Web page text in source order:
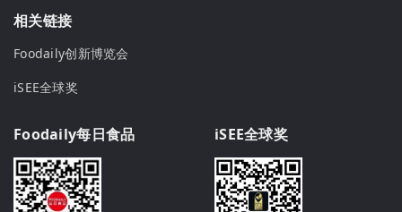
相关链接
Foodaily创新博览会
iSEE全球奖
Foodaily每日食品 iSEE全球奖